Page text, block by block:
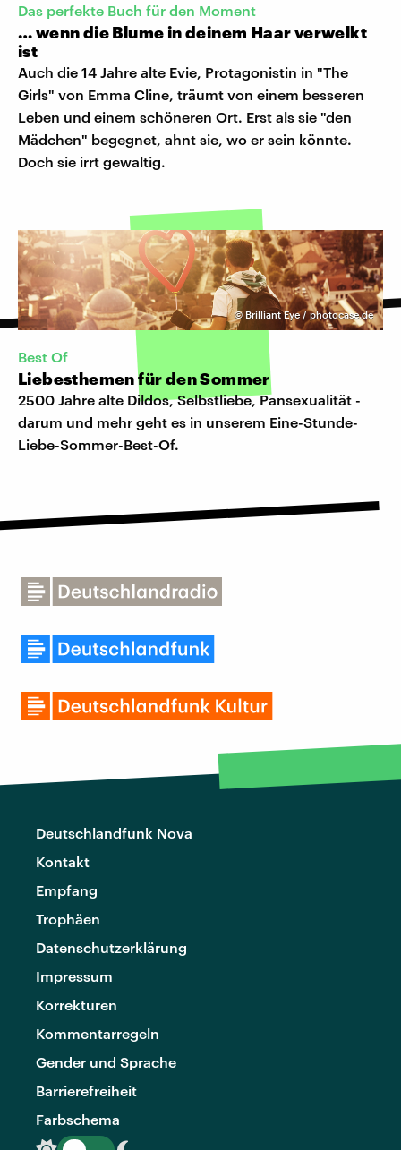
Das perfekte Buch für den Moment
… wenn die Blume in deinem Haar verwelkt
ist
Auch die 14 Jahre alte Evie, Protagonistin in "The
Girls" von Emma Cline, träumt von einem besseren
Leben und einem schöneren Ort. Erst als sie "den
Mädchen" begegnet, ahnt sie, wo er sein könnte.
Doch sie irrt gewaltig.
© Brilliant Eye / photocase.de
Best Of
Liebesthemen für den Sommer
2500 Jahre alte Dildos, Selbstliebe, Pansexualität -
darum und mehr geht es in unserem Eine-Stunde-
Liebe-Sommer-Best-Of.
Deutschlandfunk Nova
Kontakt
Empfang
Trophäen
Datenschutzerklärung
Impressum
Korrekturen
Kommentarregeln
Gender und Sprache
Barrierefreiheit
Farbschema